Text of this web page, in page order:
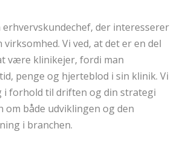
erhvervskundechef, der interesserer
Vi ved, at det er en del
være klinikejer, fordi man
penge og hjerteblod i sin klinik. Vi
i forhold til driften og din strategi
om både udviklingen og den
i branchen.